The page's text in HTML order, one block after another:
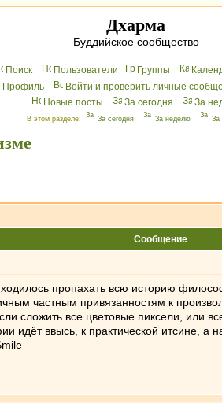
Дхарма
Буддийское сообщество
Поиск Пользователи Группы
Профиль
Войти и проверить личные
Новые посты
За сегодня За
В этом разделе: За сегодня За неделю За
Сообщение
пропахать всю историю
частным привязанностям к
сложить все цветовые пиксели, или
идёт ввысь, к практической итсине,